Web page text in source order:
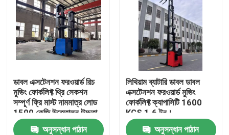
ডাবল এক্সটেনশন ফরওয়ার্ড রিচ
মুভিং ফোর্কলিফ্ট থ্রি সেকশন
সম্পূর্ণ ফ্রি মাস্ট নামমাত্র লোড
1500 কেজি উত্তোলন উচ্চতা
10 মিটার
অনুসন্ধান পাঠান
লিথিয়াম ব্যাটারি ডাবল ডাবল
এক্সটেনশন ফরওয়ার্ড মুভিং
ফোর্কলিফ্ট ক্যাপাসিটি 1600
KGS 1.6 টন।
অনুসন্ধান পাঠান